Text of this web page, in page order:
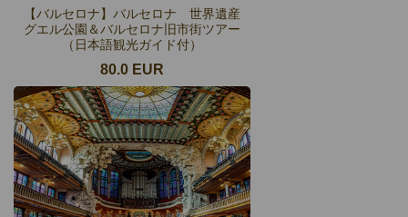
【バルセロナ】バルセロナ 世界遺産
グエル公園＆バルセロナ旧市街ツアー
（日本語観光ガイド付）
80.0 EUR